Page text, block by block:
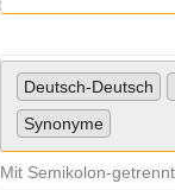
Deutsch-Deutsch
Synonyme
Mit Semikolon-